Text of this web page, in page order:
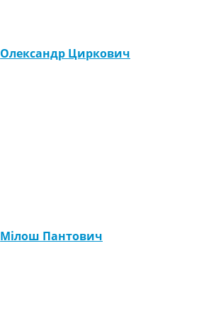
Олександр Циркович
Мілош Пантович